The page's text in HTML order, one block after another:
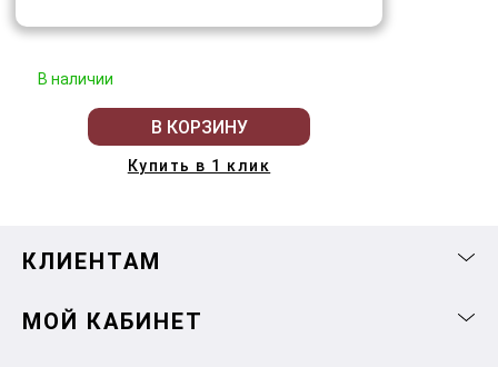
В наличии
В КОРЗИНУ
Купить в 1 клик
КЛИЕНТАМ
МОЙ КАБИНЕТ